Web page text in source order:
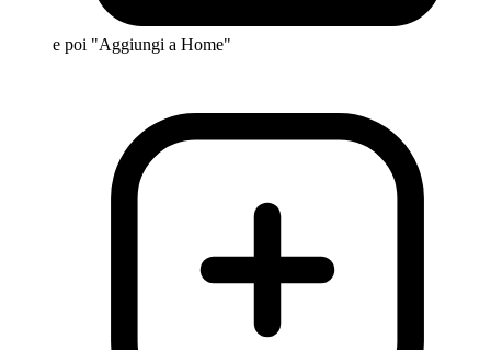
e poi "Aggiungi a Home"